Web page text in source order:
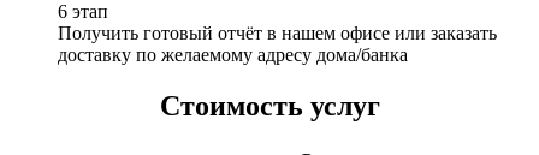
6 этап
Получить готовый отчёт в нашем офисе или заказать
доставку по желаемому адресу дома/банка
Стоимость услуг